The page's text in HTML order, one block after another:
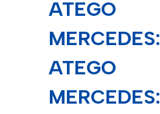
ATEGO
MERCEDES:
ATEGO
MERCEDES: